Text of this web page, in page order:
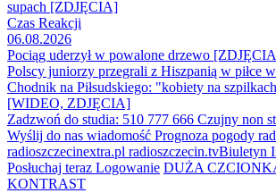
supach [ZDJĘCIA]
Czas Reakcji
06.08.2026
Pociąg uderzył w powalone drzewo
Polscy juniorzy przegrali z Hiszpanią w piłce
Chodnik na Piłsudskiego: "kobiety na
[WIDEO, ZDJĘCIA]
Zadzwoń do studia: 510 777 666 Czujny non
Wyślij do nas wiadomość Prognoza pogody
radioszczecinextra.pl radioszczecin.tvBiuletyn
Posłuchaj teraz Logowanie DUŻA
KONTRAST